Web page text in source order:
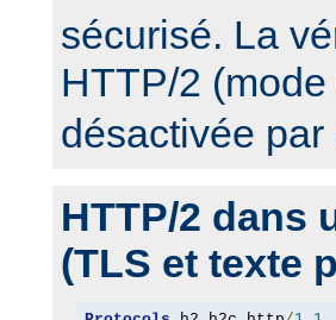
sécurisé. La
HTTP/2
désactivée
HTTP/2 dans
(TLS et texte